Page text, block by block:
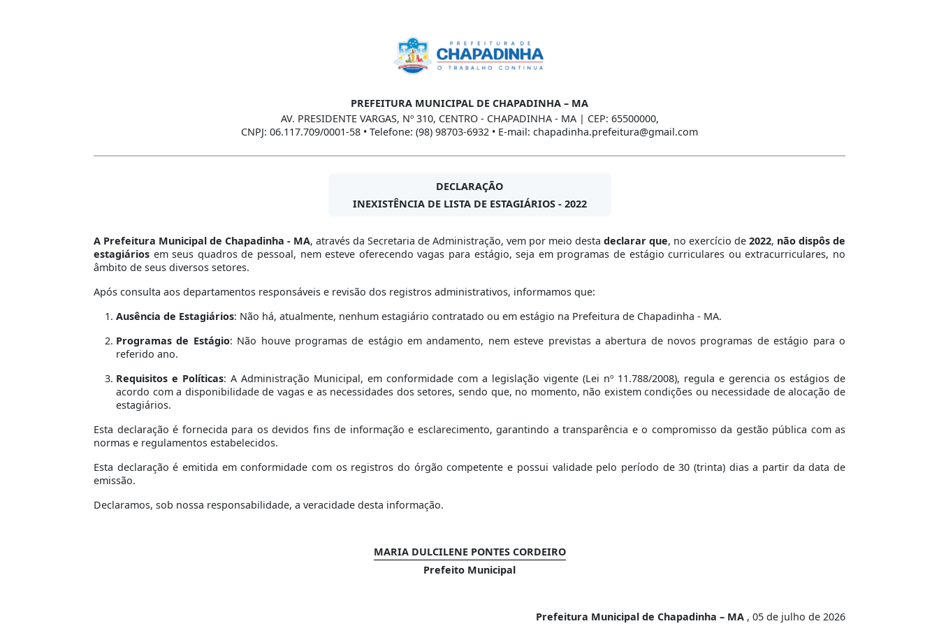
PREFEITURA MUNICIPAL DE CHAPADINHA – MA
AV. PRESIDENTE VARGAS, Nº 310, CENTRO - CHAPADINHA - MA | CEP: 65500000,
CNPJ: 06.117.709/0001-58 • Telefone: (98) 98703-6932 • E-mail: chapadinha.prefeitura@gmail.com
DECLARAÇÃO
INEXISTÊNCIA DE LISTA DE ESTAGIÁRIOS - 2022
A Prefeitura Municipal de Chapadinha - MA, através da Secretaria de Administração, vem por meio desta declarar que, no exercício de 2022, não dispôs de
estagiários em seus quadros de pessoal, nem esteve oferecendo vagas para estágio, seja em programas de estágio curriculares ou extracurriculares, no
âmbito de seus diversos setores.
Após consulta aos departamentos responsáveis e revisão dos registros administrativos, informamos que:
Ausência de Estagiários: Não há, atualmente, nenhum estagiário contratado ou em estágio na Prefeitura de Chapadinha - MA.
Programas de Estágio: Não houve programas de estágio em andamento, nem esteve previstas a abertura de novos programas de estágio para o
referido ano.
Requisitos e Políticas: A Administração Municipal, em conformidade com a legislação vigente (Lei nº 11.788/2008), regula e gerencia os estágios de
acordo com a disponibilidade de vagas e as necessidades dos setores, sendo que, no momento, não existem condições ou necessidade de alocação de
estagiários.
Esta declaração é fornecida para os devidos fins de informação e esclarecimento, garantindo a transparência e o compromisso da gestão pública com as
normas e regulamentos estabelecidos.
Esta declaração é emitida em conformidade com os registros do órgão competente e possui validade pelo período de 30 (trinta) dias a partir da data de
emissão.
Declaramos, sob nossa responsabilidade, a veracidade desta informação.
MARIA DULCILENE PONTES CORDEIRO
Prefeito Municipal
Prefeitura Municipal de Chapadinha – MA , 05 de julho de 2026